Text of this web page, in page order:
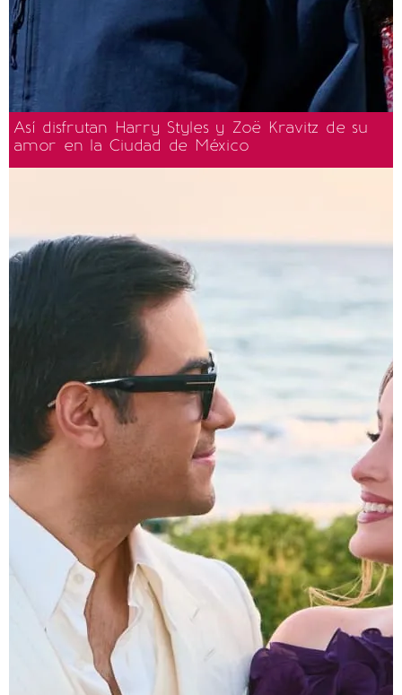
Así disfrutan Harry Styles y Zoë Kravitz de su
amor en la Ciudad de México